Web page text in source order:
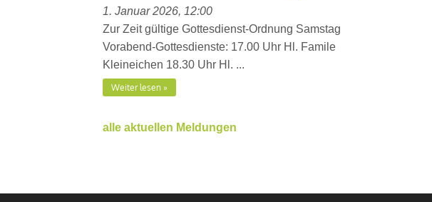
1. Januar 2026, 12:00
Zur Zeit gültige Gottesdienst-Ordnung Samstag
Vorabend-Gottesdienste: 17.00 Uhr Hl. Famile
Kleineichen 18.30 Uhr Hl. ...
Weiter lesen
alle aktuellen Meldungen